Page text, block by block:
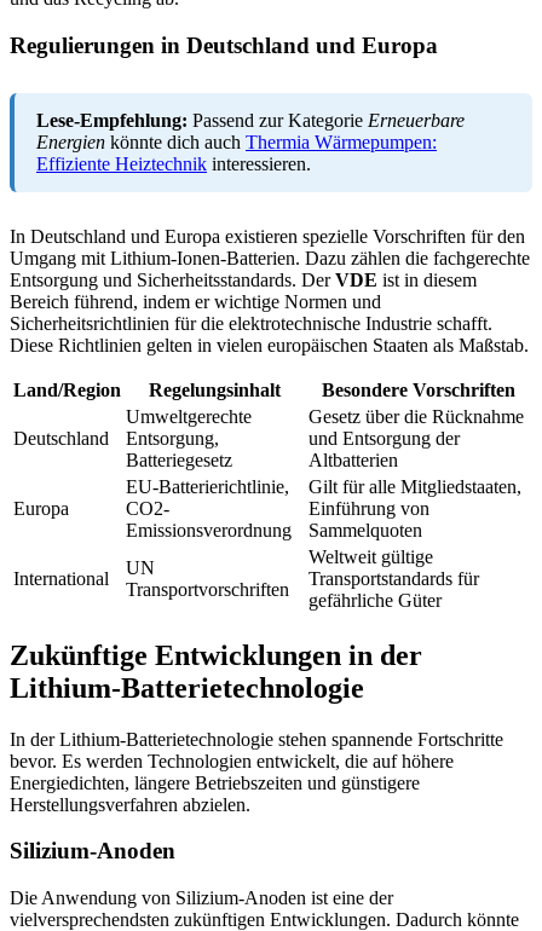
Regulierungen in Deutschland und Europa
Lese-Empfehlung: Passend zur Kategorie Erneuerbare
Energien könnte dich auch Thermia Wärmepumpen:
Effiziente Heiztechnik interessieren.
In Deutschland und Europa existieren spezielle Vorschriften für den
Umgang mit Lithium-Ionen-Batterien. Dazu zählen die fachgerechte
Entsorgung und Sicherheitsstandards. DerVDE ist in diesem
Bereich führend, indem er wichtige Normen und
Sicherheitsrichtlinien für die elektrotechnische Industrie schafft.
Diese Richtlinien gelten in vielen europäischen Staaten als Maßstab.
Land/Region Regelungsinhalt Besondere Vorschriften
Deutschland
Umweltgerechte
Entsorgung,
Batteriegesetz
Gesetz über die Rücknahme
und Entsorgung der
Altbatterien
Europa
EU-Batterierichtlinie,
CO2-
Emissionsverordnung
Gilt für alle Mitgliedstaaten,
Einführung von
Sammelquoten
International
UN
Transportvorschriften
Weltweit gültige
Transportstandards für
gefährliche Güter
Zukünftige Entwicklungen in der
Lithium-Batterietechnologie
In der Lithium-Batterietechnologie stehen spannende Fortschritte
bevor. Es werden Technologien entwickelt, die auf höhere
Energiedichten, längere Betriebszeiten und günstigere
Herstellungsverfahren abzielen.
Silizium-Anoden
Die Anwendung von Silizium-Anoden ist eine der
vielversprechendsten zukünftigen Entwicklungen. Dadurch könnte